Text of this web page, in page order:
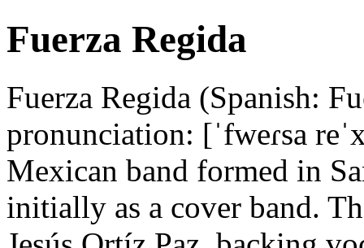
Fuerza Regida
Fuerza Regida (Spanish:
pronunciation: [ˈfweɾsa
Mexican band formed in
initially as a cover band.